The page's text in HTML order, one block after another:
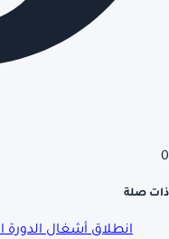
0
ذات صلة
انطلاق أشغال